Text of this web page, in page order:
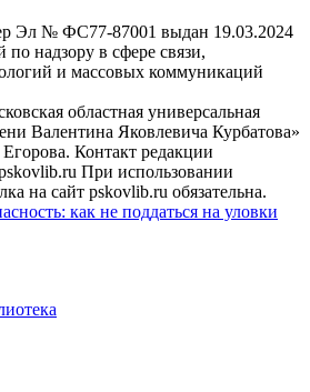
Эл № ФС77-87001 выдан 19.03.2024
надзору в сфере связи,
и массовых коммуникаций
областная универсальная
Валентина Яковлевича Курбатова»
Контакт редакции
При использовании
на сайт pskovlib.ru обязательна.
как не поддаться на уловки